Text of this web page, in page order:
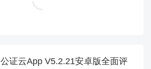
公证云App V5.2.21安卓版全面评